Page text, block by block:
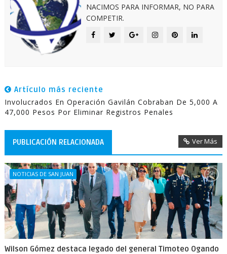
NACIMOS PARA INFORMAR, NO PARA
COMPETIR.
Artículo más reciente
Involucrados En Operación Gavilán Cobraban De 5,000 A
47,000 Pesos Por Eliminar Registros Penales
PUBLICACIÓN RELACIONADA Ver Más
NOTICIAS DE SAN JUAN
Wilson Gómez destaca legado del general Timoteo Ogando